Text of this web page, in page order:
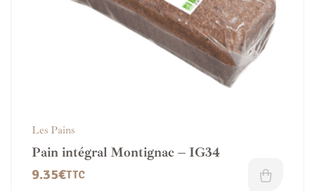
Les Pains
Pain intégral Montignac – IG34
9.35€TTC